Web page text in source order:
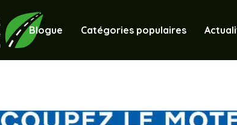
Blogue Catégories populaires